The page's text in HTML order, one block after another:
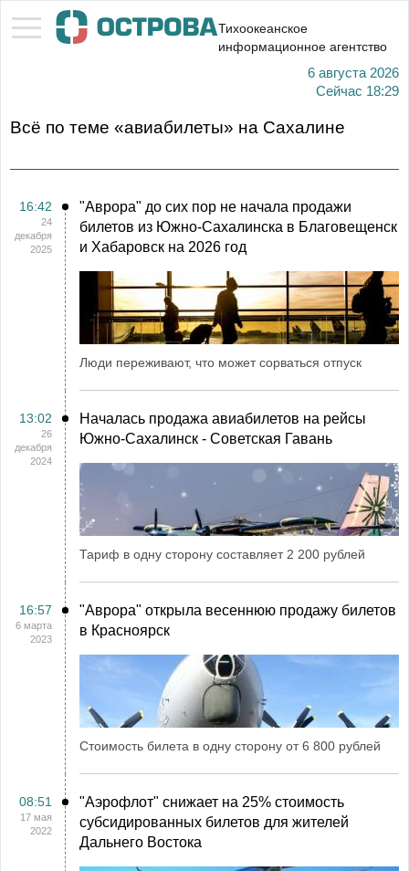
Тихоокеанское
информационное агентство
6 августа 2026
Сейчас 18:29
Всё по теме «авиабилеты» на Сахалине
16:42
24
декабря
2025
"Аврора" до сих пор не начала продажи
билетов из Южно-Сахалинска в Благовещенск
и Хабаровск на 2026 год
Люди переживают, что может сорваться отпуск
13:02
26
декабря
2024
Началась продажа авиабилетов на рейсы
Южно-Сахалинск - Советская Гавань
Тариф в одну сторону составляет 2 200 рублей
16:57
6 марта
2023
"Аврора" открыла весеннюю продажу билетов
в Красноярск
Стоимость билета в одну сторону от 6 800 рублей
08:51
17 мая
2022
"Аэрофлот" снижает на 25% стоимость
субсидированных билетов для жителей
Дальнего Востока